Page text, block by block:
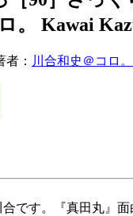
。 Kawai
者： 川合和史＠コロ。
です。『真田丸』